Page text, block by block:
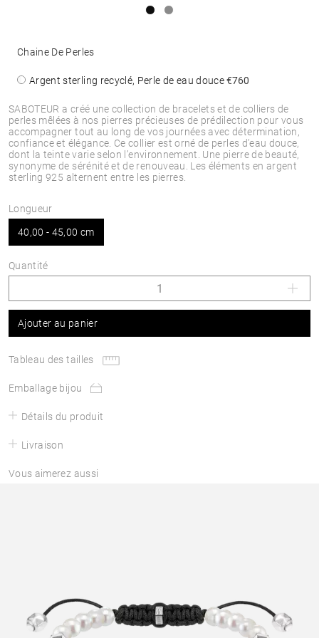
SABOTEUR a créé une collection de bracelets et de colliers de
perles mêlées à nos pierres précieuses de prédilection pour vous
accompagner tout au long de vos journées avec détermination,
confiance et élégance. Ce collier est orné de perles d’eau douce,
dont la teinte varie selon l’environnement. Une pierre de beauté,
synonyme de sérénité et de renouveau. Les éléments en argent
sterling 925 alternent entre les pierres.
Chaine De Perles
Argent sterling recyclé, Perle de eau douce€760
Longueur
40,00 - 45,00 cm
Quantité
Ajouter au panier
Tableau des tailles
Emballage bijou
Détails du produit
Livraison
Vous aimerez aussi